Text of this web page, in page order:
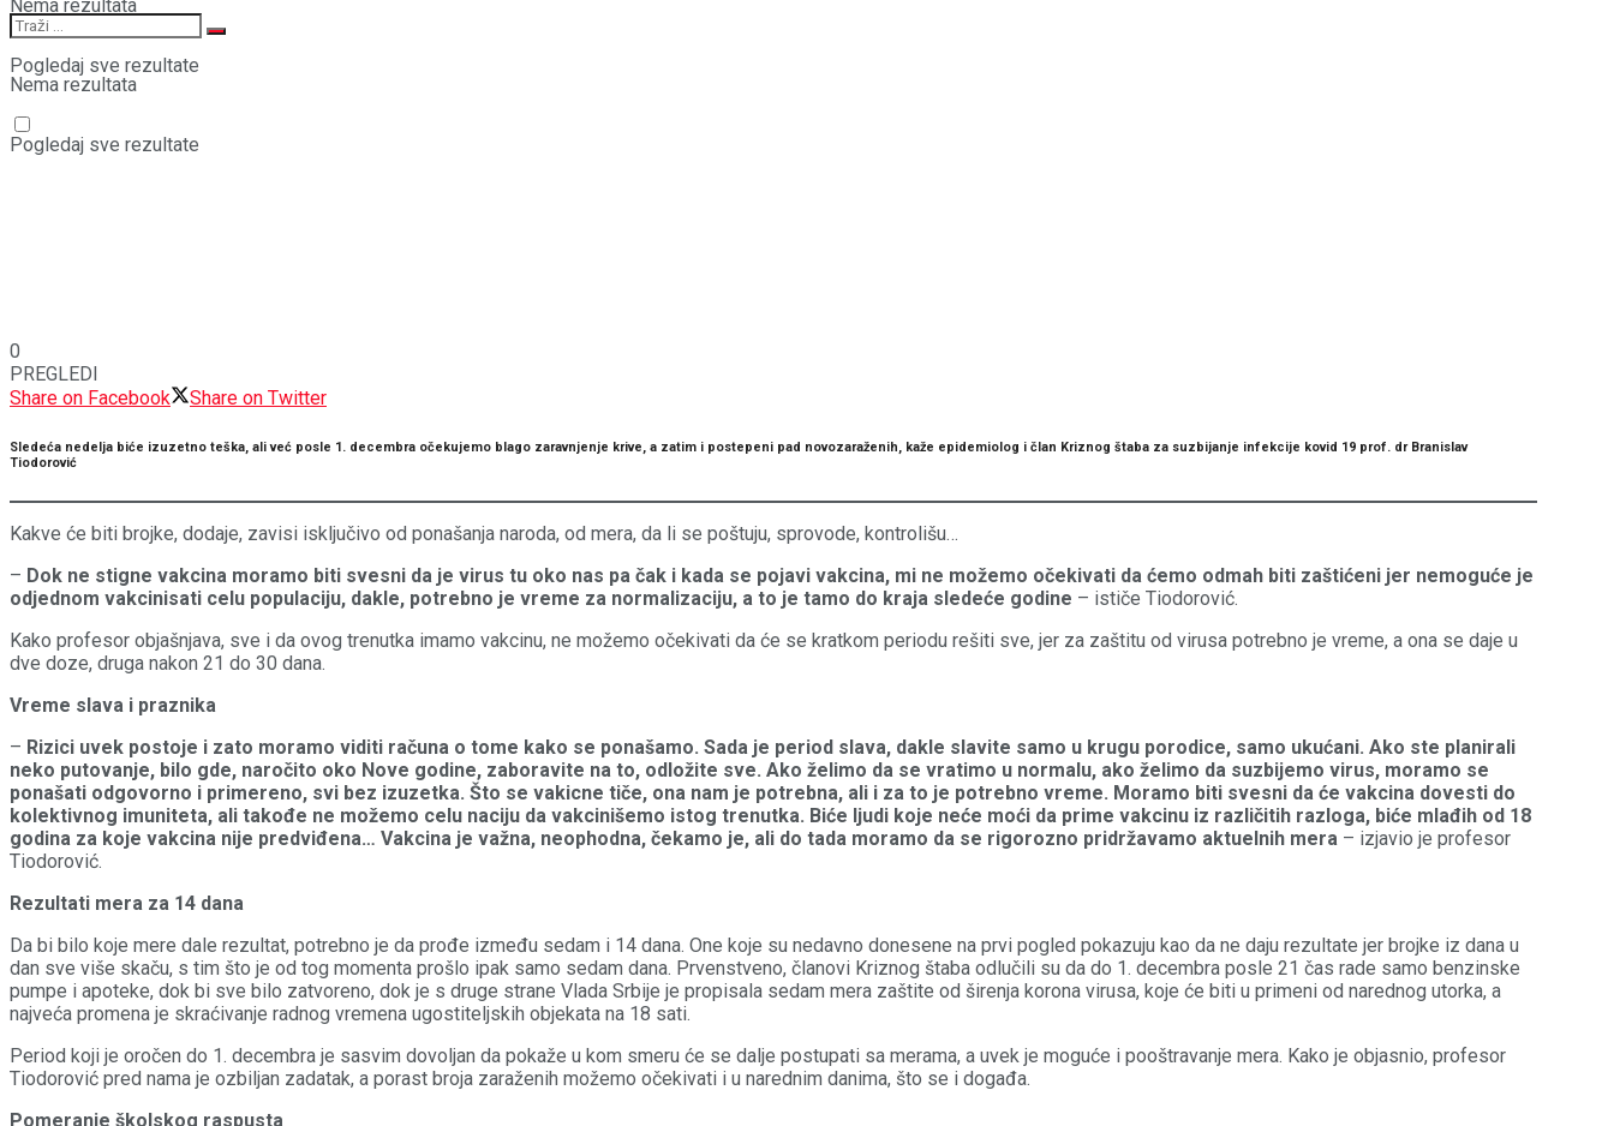
Nema rezultata
Pogledaj sve rezultate
Nema rezultata
Pogledaj sve rezultate
0
PREGLEDI
Share on Facebook
Share on Twitter
Sledeća nedelja biće izuzetno teška, ali već posle 1. decembra očekujemo blago zaravnjenje krive, a zatim i postepeni pad novozaraženih, kaže epidemiolog i član Kriznog štaba za suzbijanje infekcije kovid 19 prof. dr Branislav
Tiodorović
Kakve će biti brojke, dodaje, zavisi isključivo od ponašanja naroda, od mera, da li se poštuju, sprovode, kontrolišu…
– Dok ne stigne vakcina moramo biti svesni da je virus tu oko nas pa čak i kada se pojavi vakcina, mi ne možemo očekivati da ćemo odmah biti zaštićeni jer nemoguće je
odjednom vakcinisati celu populaciju, dakle, potrebno je vreme za normalizaciju, a to je tamo do kraja sledeće godine – ističe Tiodorović.
Kako profesor objašnjava, sve i da ovog trenutka imamo vakcinu, ne možemo očekivati da će se kratkom periodu rešiti sve, jer za zaštitu od virusa potrebno je vreme, a ona se daje u
dve doze, druga nakon 21 do 30 dana.
Vreme slava i praznika
– Rizici uvek postoje i zato moramo viditi računa o tome kako se ponašamo. Sada je period slava, dakle slavite samo u krugu porodice, samo ukućani. Ako ste planirali
neko putovanje, bilo gde, naročito oko Nove godine, zaboravite na to, odložite sve. Ako želimo da se vratimo u normalu, ako želimo da suzbijemo virus, moramo se
ponašati odgovorno i primereno, svi bez izuzetka. Što se vakicne tiče, ona nam je potrebna, ali i za to je potrebno vreme. Moramo biti svesni da će vakcina dovesti do
kolektivnog imuniteta, ali takođe ne možemo celu naciju da vakcinišemo istog trenutka. Biće ljudi koje neće moći da prime vakcinu iz različitih razloga, biće mlađih od 18
godina za koje vakcina nije predviđena… Vakcina je važna, neophodna, čekamo je, ali do tada moramo da se rigorozno pridržavamo aktuelnih mera – izjavio je profesor
Tiodorović.
Rezultati mera za 14 dana
Da bi bilo koje mere dale rezultat, potrebno je da prođe između sedam i 14 dana. One koje su nedavno donesene na prvi pogled pokazuju kao da ne daju rezultate jer brojke iz dana u
dan sve više skaču, s tim što je od tog momenta prošlo ipak samo sedam dana. Prvenstveno, članovi Kriznog štaba odlučili su da do 1. decembra posle 21 čas rade samo benzinske
pumpe i apoteke, dok bi sve bilo zatvoreno, dok je s druge strane Vlada Srbije je propisala sedam mera zaštite od širenja korona virusa, koje će biti u primeni od narednog utorka, a
najveća promena je skraćivanje radnog vremena ugostiteljskih objekata na 18 sati.
Period koji je oročen do 1. decembra je sasvim dovoljan da pokaže u kom smeru će se dalje postupati sa merama, a uvek je moguće i pooštravanje mera. Kako je objasnio, profesor
Tiodorović pred nama je ozbiljan zadatak, a porast broja zaraženih možemo očekivati i u narednim danima, što se i događa.
Pomeranje školskog raspusta